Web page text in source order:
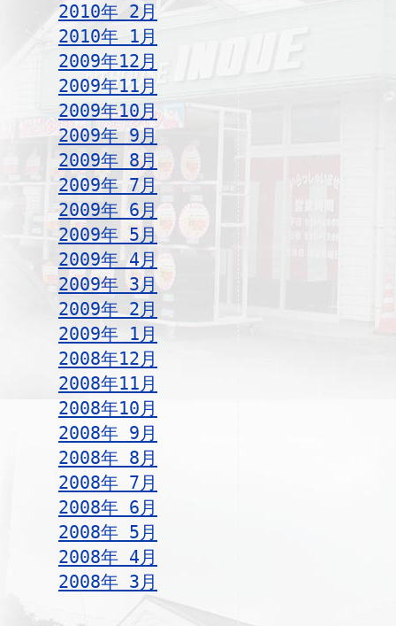
2010年 2月
2010年 1月
2009年12月
2009年11月
2009年10月
2009年 9月
2009年 8月
2009年 7月
2009年 6月
2009年 5月
2009年 4月
2009年 3月
2009年 2月
2009年 1月
2008年12月
2008年11月
2008年10月
2008年 9月
2008年 8月
2008年 7月
2008年 6月
2008年 5月
2008年 4月
2008年 3月